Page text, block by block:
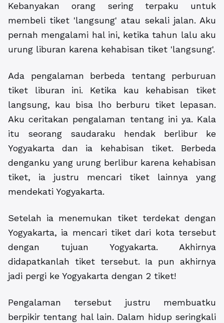
Kebanyakan orang sering terpaku untuk
membeli tiket 'langsung' atau sekali jalan. Aku
pernah mengalami hal ini, ketika tahun lalu aku
urung liburan karena kehabisan tiket 'langsung'.
Ada pengalaman berbeda tentang perburuan
tiket liburan ini. Ketika kau kehabisan tiket
langsung, kau bisa lho berburu tiket lepasan.
Aku ceritakan pengalaman tentang ini ya. Kala
itu seorang saudaraku hendak berlibur ke
Yogyakarta dan ia kehabisan tiket. Berbeda
denganku yang urung berlibur karena kehabisan
tiket, ia justru mencari tiket lainnya yang
mendekati Yogyakarta.
Setelah ia menemukan tiket terdekat dengan
Yogyakarta, ia mencari tiket dari kota tersebut
dengan tujuan Yogyakarta. Akhirnya
didapatkanlah tiket tersebut. Ia pun akhirnya
jadi pergi ke Yogyakarta dengan 2 tiket!
Pengalaman tersebut justru membuatku
berpikir tentang hal lain. Dalam hidup seringkali